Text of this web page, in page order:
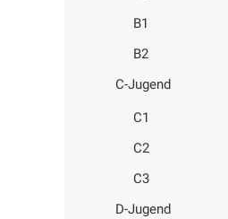
B1
B2
C-Jugend
C1
C2
C3
D-Jugend